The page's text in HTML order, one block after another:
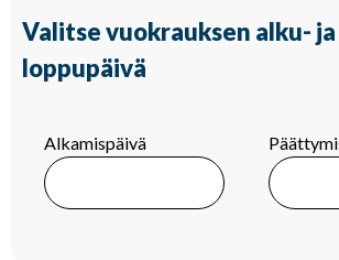
Valitse vuokrauksen alku- ja
loppupäivä
Alkamispäivä